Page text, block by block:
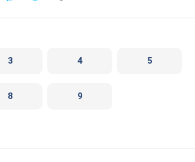
3 4 5
8 9